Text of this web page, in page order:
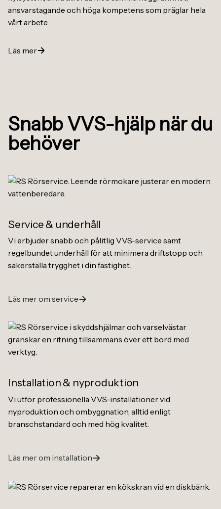
ansvarstagande och höga kompetens som präglar hela
vårt arbete.
Läs mer
Snabb VVS-hjälp när du
behöver
Service& underhåll
Vi erbjuder snabb och pålitlig VVS-service samt
regelbundet underhåll för att minimera driftstopp och
säkerställa trygghet i din fastighet.
Läs mer om service
Installation& nyproduktion
Vi utför professionella VVS-installationer vid
nyproduktion och ombyggnation, alltid enligt
branschstandard och med hög kvalitet.
Läs mer om installation